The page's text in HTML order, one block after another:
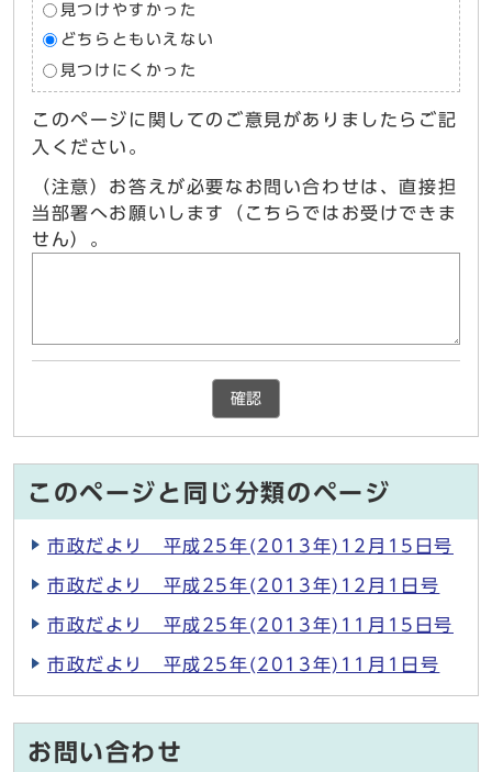
見つけやすかった
どちらともいえない
見つけにくかった
このページに関してのご意見がありましたらご記
入ください。
（注意）お答えが必要なお問い合わせは、直接担
当部署へお願いします（こちらではお受けできま
せん）。
確認
このページと同じ分類のページ
市政だより 平成25年(2013年)12月15日号
市政だより 平成25年(2013年)12月1日号
市政だより 平成25年(2013年)11月15日号
市政だより 平成25年(2013年)11月1日号
お問い合わせ